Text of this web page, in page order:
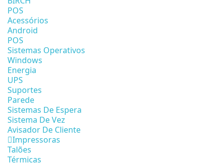
POS
Acessórios
Android
POS
Sistemas Operativos
Windows
Energia
UPS
Suportes
Parede
Sistemas De Espera
Sistema De Vez
Avisador De Cliente
Impressoras
Talões
Térmicas